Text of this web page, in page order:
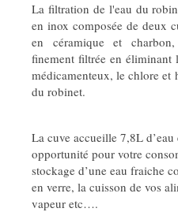
La filtration de l'eau du
en inox composée de deux
en céramique et
finement filtrée en éliminant
médicamenteux, le chlore et
du robinet.
La cuve accueille 7,8L
opportunité pour votre
stockage d’une eau fraiche
en verre, la cuisson de vos
vapeur etc….